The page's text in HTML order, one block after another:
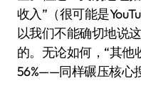
收入”（很可能是
以我们不能确切地说
的。无论如何，“其他
56%——同样碾压核心